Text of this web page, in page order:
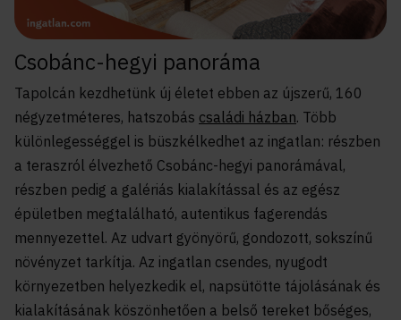
Csobánc-hegyi panoráma
Tapolcán kezdhetünk új életet ebben az újszerű, 160
négyzetméteres, hatszobás családi házban. Több
különlegességgel is büszkélkedhet az ingatlan: részben
a teraszról élvezhető Csobánc-hegyi panorámával,
részben pedig a galériás kialakítással és az egész
épületben megtalálható, autentikus fagerendás
mennyezettel. Az udvart gyönyörű, gondozott, sokszínű
növényzet tarkítja. Az ingatlan csendes, nyugodt
környezetben helyezkedik el, napsütötte tájolásának és
kialakításának köszönhetően a belső tereket bőséges,